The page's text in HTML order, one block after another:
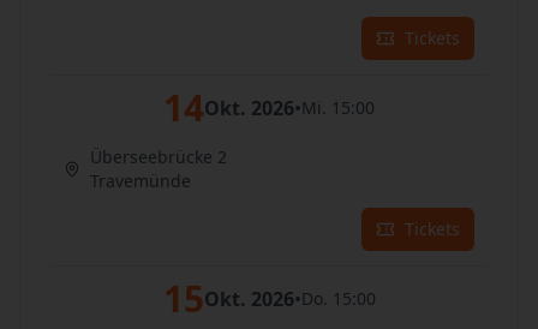
Tickets
14Okt. 2026•Mi. 15:00
Überseebrücke 2
Travemünde
Tickets
15Okt. 2026•Do. 15:00